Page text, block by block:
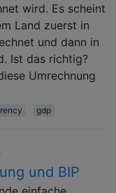
wird. Es scheint
Land zuerst in
und dann in
Ist das richtig?
Umrechnung
gdp
und BIP